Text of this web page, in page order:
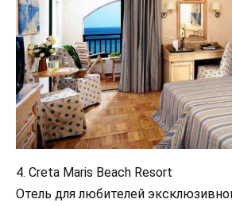
4. Creta Maris Beach Resort
Отель для любителей